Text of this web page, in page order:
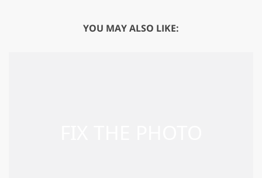
YOU MAY ALSO LIKE: